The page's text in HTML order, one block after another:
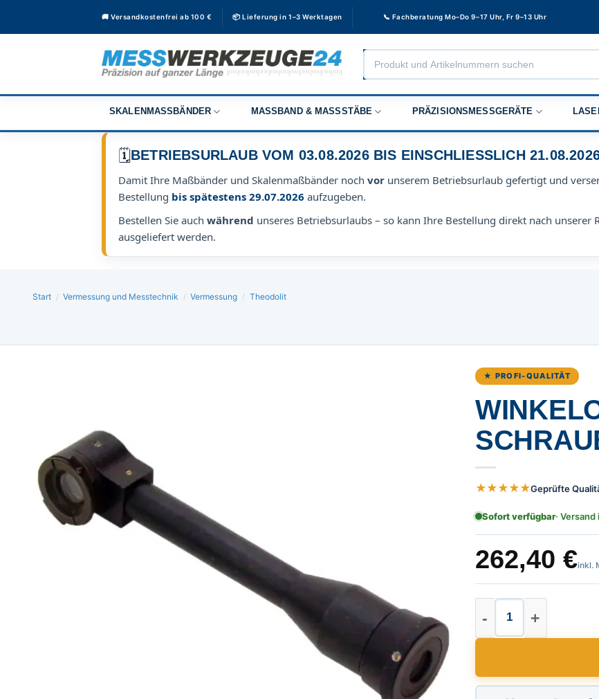
🚚 Versandkostenfrei ab 100 € 📦 Lieferung in 1–3 Werktagen 📞 Fachberatung Mo–Do 9–17 Uhr, Fr 9–13 Uhr
Products
search
SKALENMASSBÄNDER MASSBAND & MASSSTÄBE PRÄZISIONSMESSGERÄTE
🗓️BETRIEBSURLAUB VOM 03.08.2026 BIS EINSCHLIESSLICH 21.08.2026
Damit Ihre Maßbänder und Skalenmaßbänder noch vor unserem Betriebsurlaub gefertigt und
Bestellung bis spätestens 29.07.2026 aufzugeben.
Bestellen Sie auch während unseres Betriebsurlaubs – so kann Ihre Bestellung direkt nach unserer
ausgeliefert werden.
Start / Vermessung und Messtechnik / Vermessung / Theodolit
★ PROFI-QUALITÄT
★★★★★Geprüfte
Sofort verfügbar·
262,40 €inkl.
Winkelokular